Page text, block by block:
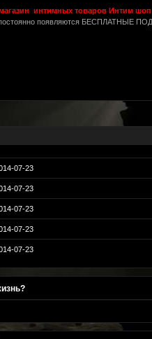
интимных товаров Интим шоп
постоянно появляются БЕСПЛАТНЫЕ
07-23
07-23
07-23
07-23
07-23